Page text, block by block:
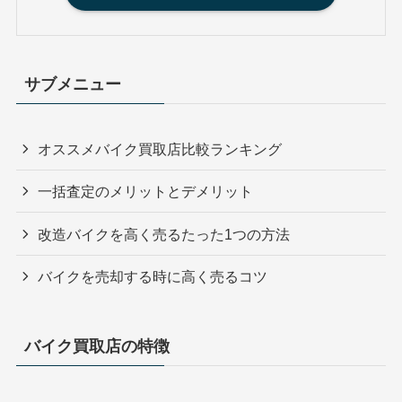
サブメニュー
オススメバイク買取店比較ランキング
一括査定のメリットとデメリット
改造バイクを高く売るたった1つの方法
バイクを売却する時に高く売るコツ
バイク買取店の特徴